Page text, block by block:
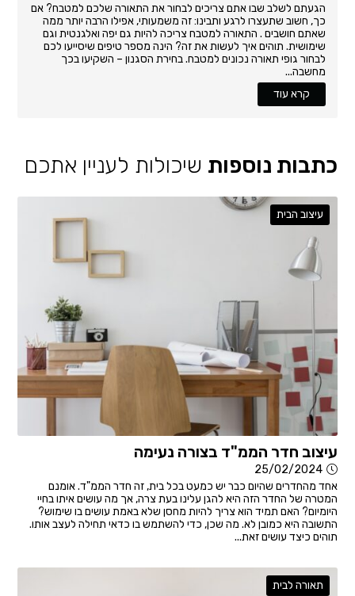
הגעתם לשלב שבו אתם צריכים לבחור את התאורה שלכם למטבח? אם
כך, חשוב שתעצרו לרגע ותבינו: זה משמעותי, אפילו הרבה יותר ממה
שאתם חושבים . התאורה למטבח צריכה להיות גם יפה ואלגנטית וגם
שימושית. תוהים איך לעשות את זה? הינה מספר טיפים שיסייעו לכם
לבחור גופי תאורה נכונים למטבח. בחירת הסגנון – השקיעו בכך
מחשבה...
קרא עוד
כתבות נוספות שיכולות לעניין אתכם
עיצוב הבית
עיצוב חדר הממ"ד בצורה נעימה
25/02/2024
אחד מהחדרים שהיום כבר יש כמעט בכל בית, זה חדר הממ"ד. אומנם
המטרה של החדר הזה היא להגן עלינו בעת צרה, אך מה עושים איתו בחיי
היומיום? האם תמיד הוא צריך להיות מחסן שלא באמת עושים בו שימוש?
התשובה היא כמובן לא. מה שכן, כדי להשתמש בו כדאי תחילה לעצב אותו.
תוהים כיצד עושים זאת...
תאורה לבית